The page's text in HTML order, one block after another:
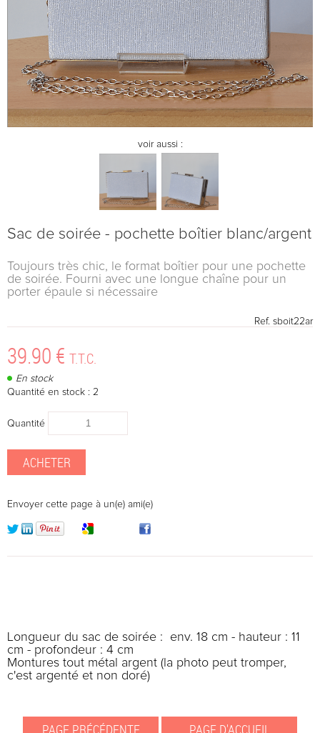
voir aussi :
Sac de soirée - pochette boîtier blanc/argent
Toujours très chic, le format boîtier pour une pochette
de soirée. Fourni avec une longue chaîne pour un
porter épaule si nécessaire
Ref. sboit22ar
39.90 € T.T.C.
En stock
Quantité en stock : 2
Quantité
Envoyer cette page à un(e) ami(e)
Longueur du sac de soirée : env. 18 cm - hauteur : 11
cm - profondeur : 4 cm
Montures tout métal argent (la photo peut tromper,
c'est argenté et non doré)